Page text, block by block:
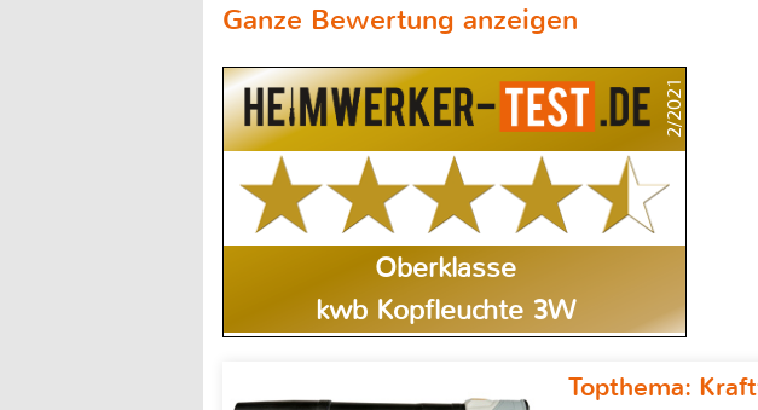
Ganze Bewertung anzeigen
2/2021
Oberklasse
kwb Kopfleuchte 3W
Topthema: